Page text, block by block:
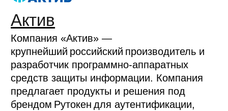
Актив
Компания «Актив» —
крупнейший российский производитель и
разработчик программно-аппаратных
средств защиты информации. Компания
предлагает продукты и решения под
брендом Рутокен для аутентификации,